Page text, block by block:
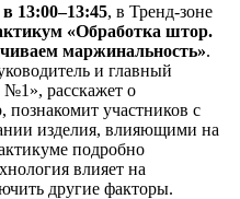
в 13:00–13:45, в Тренд-зоне
«Обработка штор.
маржинальность».
и главный
расскажет о
познакомит участников с
изделия, влияющими на
подробно
влияет на
другие факторы.